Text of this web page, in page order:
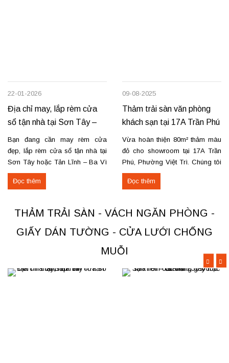
22-01-2026
Địa chỉ may, lắp rèm cửa
sổ tận nhà tại Sơn Tây –
Tản Lĩnh Ba Vì
Bạn đang cần may rèm cửa
đẹp, lắp rèm cửa sổ tận nhà tại
Sơn Tây hoặc Tản Lĩnh – Ba Vì
với giá hợp lý? Chúng tôi
chuyên may rèm theo yêu cầu,
tiến độ. Thực tế, chúng tôi vừa
hoàn thiện thi công rèm...
Đọc thêm
09-08-2025
Thảm trải sàn văn phòng
khách sạn tại 17A Trần Phú
– Việt Trì
Vừa hoàn thiện 80m² thảm màu
đỏ cho showroom tại 17A Trần
Phú, Phường Việt Trì. Chúng tôi
nhận thi công, sửa chữa, bóc
dỡ và thu mua thảm cũ trên toàn
loại thảm đang cung cấp Thảm
nỉ phù hợp cho không...
Đọc thêm
THẢM TRẢI SÀN - VÁCH NGĂN PHÒNG -
GIẤY DÁN TƯỜNG - CỬA LƯỚI CHỐNG
MUỖI